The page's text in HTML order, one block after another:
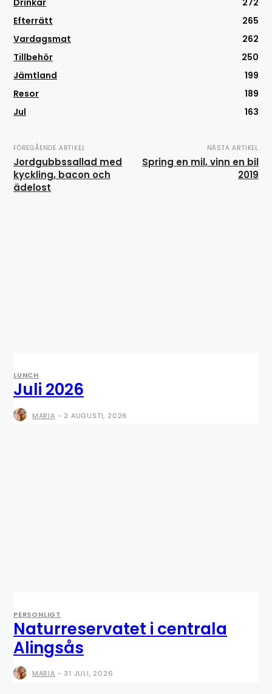
Efterrätt
265
Vardagsmat
262
Tillbehör
250
Jämtland
199
Resor
189
Jul
163
FÖREGÅENDE ARTIKEL
Jordgubbssallad med
kyckling, bacon och
ädelost
NÄSTA ARTIKEL
Spring en mil, vinn en bil
2019
LUNCH
Juli 2026
MARIA - 2 AUGUSTI, 2026
PERSONLIGT
Naturreservatet i centrala
Alingsås
MARIA - 31 JULI, 2026